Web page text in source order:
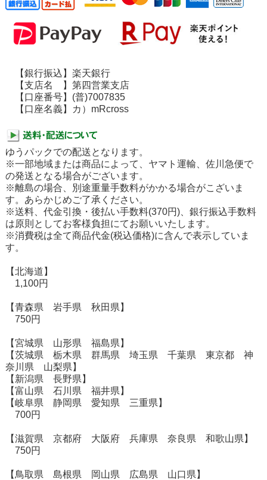
【銀行振込】楽天銀行
【支店名 】第四営業支店
【口座番号】(普)7007835
【口座名義】カ）mRcross
ゆうパックでの配送となります。
※一部地域または商品によって、ヤマト運輸、佐川急便で
の発送となる場合がございます。
※離島の場合、別途重量手数料がかかる場合がこざいま
す。あらかじめご了承ください。
※送料、代金引換・後払い手数料(370円)、銀行振込手数料
は原則としてお客様負担にてお願いいたします。
※消費税は全て商品代金(税込価格)に含んで表示していま
す。
【北海道】
1,100円
【青森県 岩手県 秋田県】
750円
【宮城県 山形県 福島県】
【茨城県 栃木県 群馬県 埼玉県 千葉県 東京都 神
奈川県 山梨県】
【新潟県 長野県】
【富山県 石川県 福井県】
【岐阜県 静岡県 愛知県 三重県】
700円
【滋賀県 京都府 大阪府 兵庫県 奈良県 和歌山県】
750円
【鳥取県 島根県 岡山県 広島県 山口県】